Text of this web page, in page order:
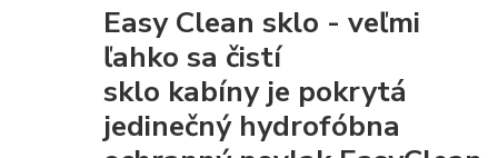
Easy Clean sklo - veľmi
ľahko sa čistí
sklo kabíny je pokrytá
jedinečný hydrofóbna